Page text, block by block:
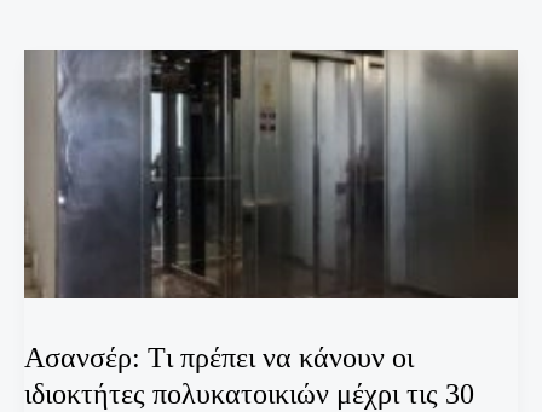
Ασανσέρ: Tι πρέπει να κάνουν οι
ιδιοκτήτες πολυκατοικιών μέχρι τις 30